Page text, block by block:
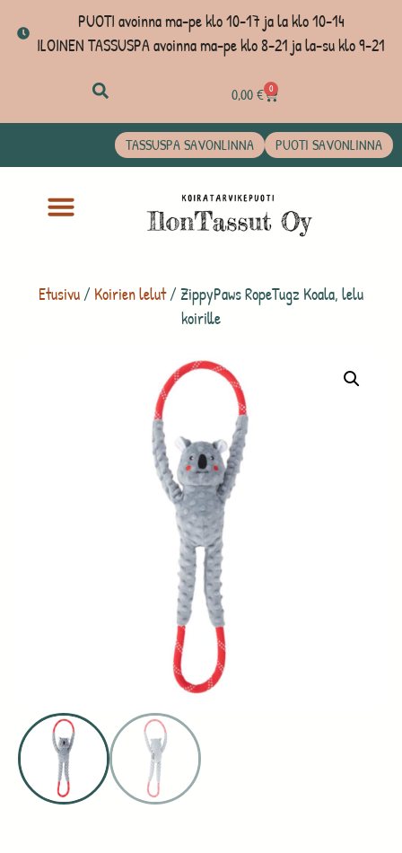
PUOTI avoinna ma-pe klo 10-17 ja la klo 10-14
ILOINEN TASSUSPA avoinna ma-pe klo 8-21 ja la-su klo 9-21
0,00€ 0
TASSUSPA SAVONLINNA PUOTI SAVONLINNA
Etusivu /Koirien lelut/ ZippyPaws RopeTugz Koala, lelu
koirille